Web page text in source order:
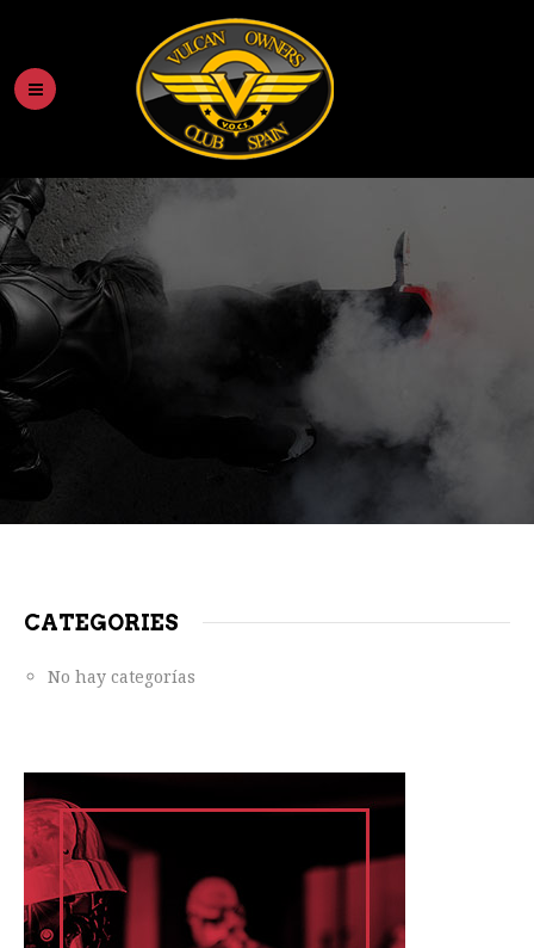
CATEGORIES
No hay categorías